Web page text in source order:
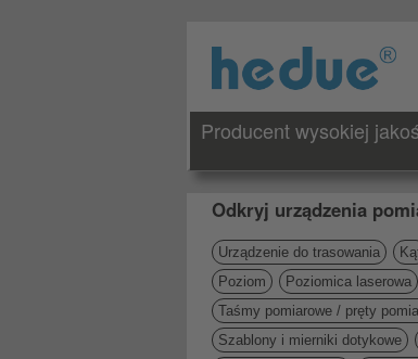
Producent wysokiej
Odkryj urządzenia
Urządzenie do trasowania
Poziom
Poziomica laserowa
Taśmy pomiarowe / pręty
Szablony i mierniki dotykowe